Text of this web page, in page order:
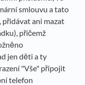
smlouvu a tato
přidávat ani mazat
přičemž
jen děti a ty
"Vše" připojit
telefon